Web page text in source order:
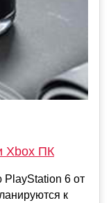
Xbox ПК
PlayStation 6 от
к